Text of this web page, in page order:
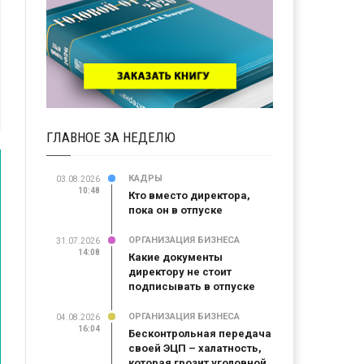
ГЛАВНОЕ ЗА НЕДЕЛЮ
03.08.2026
10:48
КАДРЫ
Кто вместо директора,
пока он в отпуске
31.07.2026
14:08
ОРГАНИЗАЦИЯ БИЗНЕСА
Какие документы
директору не стоит
подписывать в отпуске
04.08.2026
16:04
ОРГАНИЗАЦИЯ БИЗНЕСА
Бесконтрольная передача
своей ЭЦП – халатность,